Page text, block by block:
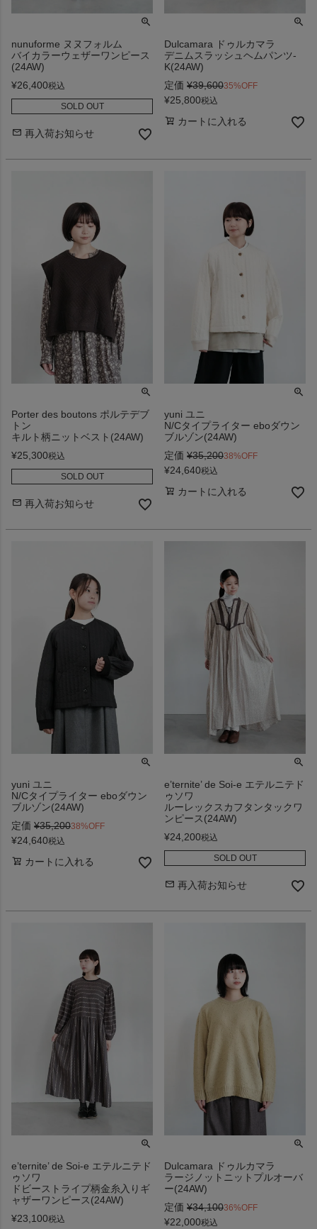
nunuforme ヌヌフォルム
バイカラーウェザーワンピース
(24AW)
¥26,400税込
SOLD OUT
再入荷お知らせ
Dulcamara ドゥルカマラ
デニムスラッシュヘムパンツ-
K(24AW)
定価 ¥39,60035%OFF
¥25,800税込
カートに入れる
Porter des boutons ポルテデブ
トン
キルト柄ニットベスト(24AW)
¥25,300税込
SOLD OUT
再入荷お知らせ
yuni ユニ
N/Cタイプライター eboダウン
ブルゾン(24AW)
定価 ¥35,20038%OFF
¥24,640税込
カートに入れる
yuni ユニ
N/Cタイプライター eboダウン
ブルゾン(24AW)
定価 ¥35,20038%OFF
¥24,640税込
カートに入れる
e’ternite’ de Soi-e エテルニテド
ゥソワ
ルーレックスカフタンタックワ
ンピース(24AW)
¥24,200税込
SOLD OUT
再入荷お知らせ
e’ternite’ de Soi-e エテルニテド
ゥソワ
ドビーストライプ柄金糸入りギ
ャザーワンピース(24AW)
¥23,100税込
Dulcamara ドゥルカマラ
ラージノットニットプルオーバ
ー(24AW)
定価 ¥34,10036%OFF
¥22,000税込